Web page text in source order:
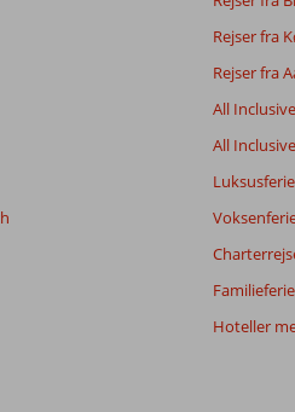
Maden
Værelserne
Wifi-kvalitet
Rejser fra
Rejser fra
All
All
Luksusferie
Familieferie
Hoteller